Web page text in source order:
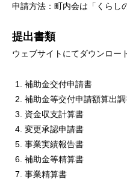
申請方法：町内会は「くらし
提出書類
ウェブサイトにてダウンロー
補助金交付申請書
補助金等交付申請額算出
資金収支計算書
変更承認申請書
事業実績報告書
補助金等精算書
事業精算書